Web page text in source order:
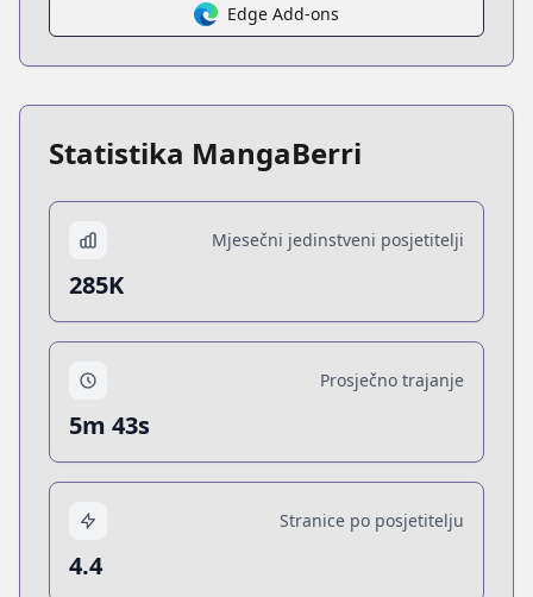
Edge Add-ons
Statistika MangaBerri
Mjesečni jedinstveni posjetitelji
285K
Prosječno trajanje
5m 43s
Stranice po posjetitelju
4.4